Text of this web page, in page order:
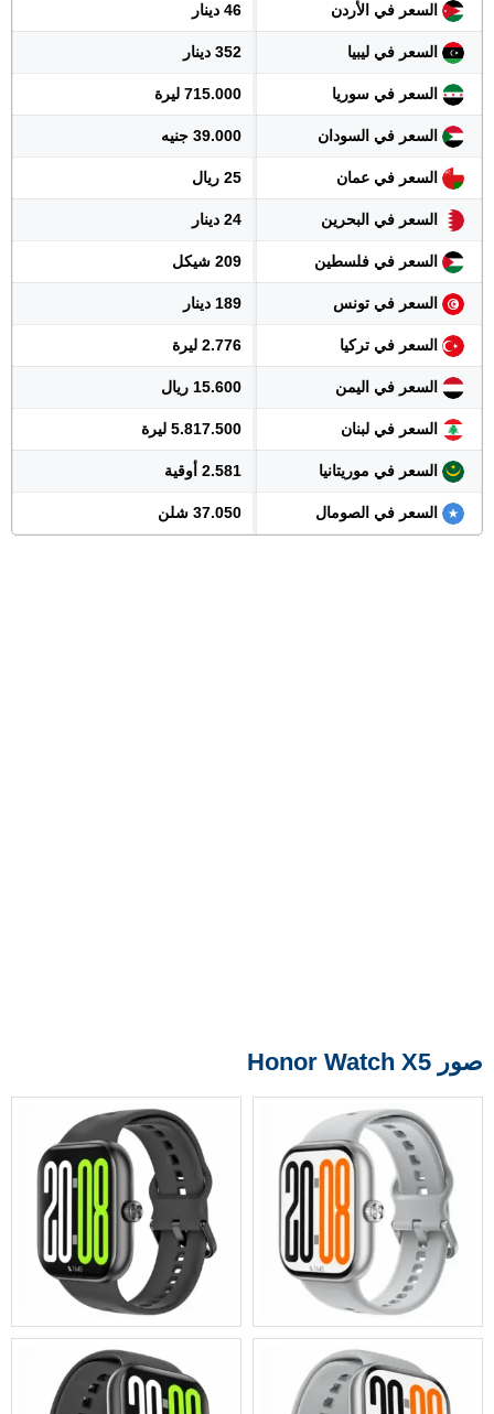
السعر في الأردن 46 دينار
السعر في ليبيا 352 دينار
السعر في سوريا 715.000 ليرة
السعر في السودان 39.000 جنيه
السعر في عمان 25 ريال
السعر في البحرين 24 دينار
السعر في فلسطين 209 شيكل
السعر في تونس 189 دينار
السعر في تركيا 2.776 ليرة
السعر في اليمن 15.600 ريال
السعر في لبنان 5.817.500 ليرة
السعر في موريتانيا 2.581 أوقية
السعر في الصومال 37.050 شلن
صور Honor Watch X5